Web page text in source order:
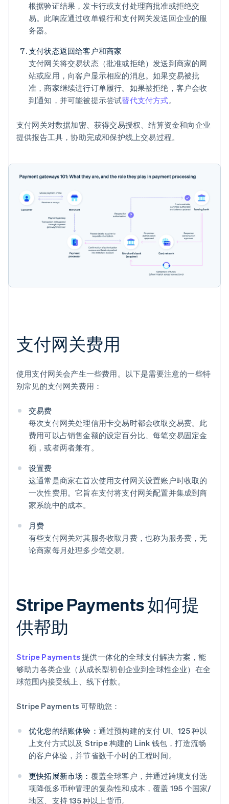
根据验证结果，发卡行或支付处理商批准或拒绝交
易。此响应通过收单银行和支付网关发送回企业的服
务器。
支付状态返回给客户和商家
支付网关将交易状态（批准或拒绝）发送到商家的网
站或应用，向客户显示相应的消息。如果交易被批
准，商家继续进行订单履行。如果被拒绝，客户会收
到通知，并可能被提示尝试替代支付方式。
支付网关对数据加密、获得交易授权、结算资金和向企业
提供报告工具，协助完成和保护线上交易过程。
支付网关费用
使用支付网关会产生一些费用。以下是需要注意的一些特
别常见的支付网关费用：
交易费
每次支付网关处理信用卡交易时都会收取交易费。此
费用可以占销售金额的设定百分比、每笔交易固定金
额，或者两者兼有。
设置费
这通常是商家在首次使用支付网关设置账户时收取的
一次性费用。它旨在支付将支付网关配置并集成到商
家系统中的成本。
月费
有些支付网关对其服务收取月费，也称为服务费，无
论商家每月处理多少笔交易。
Stripe Payments 如何提
供帮助
Stripe Payments提供一体化的全球支付解决方案，能
够助力各类企业（从成长型初创企业到全球性企业）在全
球范围内接受线上、线下付款。
Stripe Payments 可帮助您：
优化您的结账体验： 通过预构建的支付 UI、125 种以
上支付方式以及 Stripe 构建的 Link 钱包，打造流畅
的客户体验，并节省数千小时的工程时间。
更快拓展新市场： 覆盖全球客户，并通过跨境支付选
项降低多币种管理的复杂性和成本，覆盖 195 个国家/
地区、支持 135 种以上货币。